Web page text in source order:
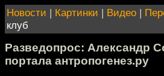
Новости | Картинки | Видео |
клуб
Разведопрос: Александр
портала антропогенез.ру